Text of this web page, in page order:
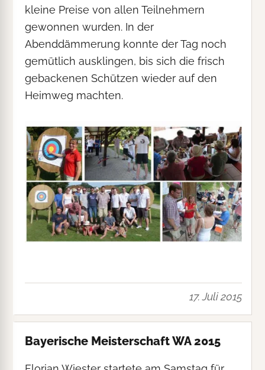
kleine Preise von allen Teilnehmern
gewonnen wurden. In der
Abenddämmerung konnte der Tag noch
gemütlich ausklingen, bis sich die frisch
gebackenen Schützen wieder auf den
Heimweg machten.
17. Juli 2015
Bayerische Meisterschaft WA 2015